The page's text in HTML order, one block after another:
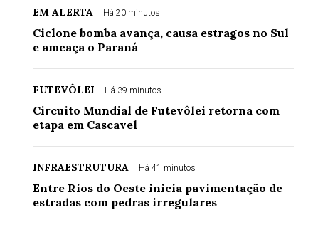
EM ALERTA Há 20 minutos
Ciclone bomba avança, causa estragos no Sul
e ameaça o Paraná
FUTEVÔLEI Há 39 minutos
Circuito Mundial de Futevôlei retorna com
etapa em Cascavel
INFRAESTRUTURA Há 41 minutos
Entre Rios do Oeste inicia pavimentação de
estradas com pedras irregulares